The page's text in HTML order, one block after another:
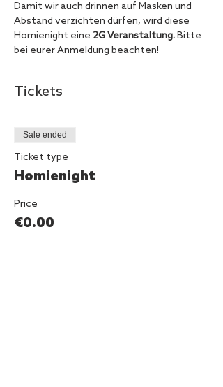
Damit wir auch drinnen auf Masken und
Abstand verzichten dürfen, wird diese
Homienight eine 2G Veranstaltung. Bitte
bei eurer Anmeldung beachten!
Tickets
Sale ended
Ticket type
Homienight
Price
€0.00